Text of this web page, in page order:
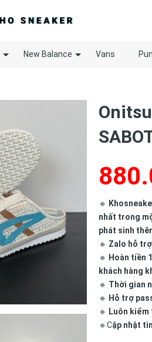
New Balance Vans
🔹
nhất trong
phát sinh
🔹 Zalo hỗ
🔹 Hoàn tiền
khách hàng
🔹 Thời gian
🔹 Hỗ trợ
🔹 Luôn
🔹Cập nhật